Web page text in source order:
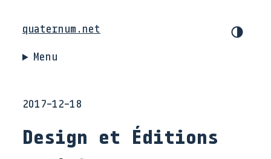
quaternum.net
Menu
2017-12-18
Design et Éditions